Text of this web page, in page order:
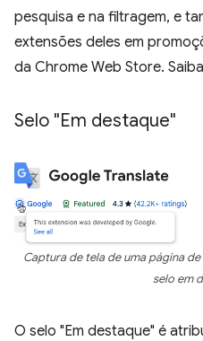
pesquisa e na filtragem, e
extensões deles em
da Chrome Web Store.
Selo "Em destaque"
Captura de tela de uma página
selo em
O selo "Em destaque" é